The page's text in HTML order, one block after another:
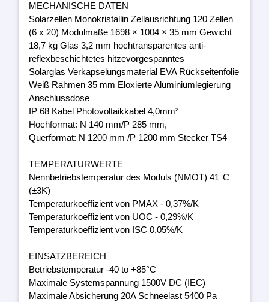
MECHANISCHE DATEN
Solarzellen Monokristallin Zellausrichtung 120 Zellen
(6 x 20) Modulmaße 1698 × 1004 × 35 mm Gewicht
18,7 kg Glas 3,2 mm hochtransparentes anti-
reflexbeschichtetes hitzevorgespanntes
Solarglas Verkapselungsmaterial EVA Rückseitenfolie
Weiß Rahmen 35 mm Eloxierte Aluminiumlegierung
Anschlussdose
IP 68 Kabel Photovoltaikkabel 4,0mm²
Hochformat: N 140 mm/P 285 mm,
Querformat: N 1200 mm /P 1200 mm Stecker TS4
TEMPERATURWERTE
Nennbetriebstemperatur des Moduls (NMOT) 41°C
(±3K)
Temperaturkoeffizient von PMAX - 0,37%/K
Temperaturkoeffizient von UOC - 0,29%/K
Temperaturkoeffizient von ISC 0,05%/K
EINSATZBEREICH
Betriebstemperatur -40 to +85°C
Maximale Systemspannung 1500V DC (IEC)
Maximale Absicherung 20A Schneelast 5400 Pa